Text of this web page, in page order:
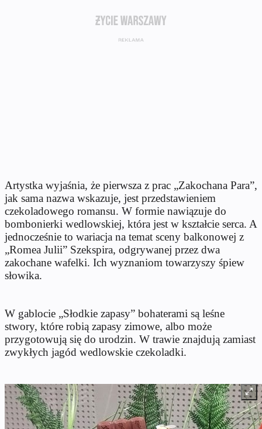
Artystka wyjaśnia, że pierwsza z prac „Zakochana Para”,
jak sama nazwa wskazuje, jest przedstawieniem
czekoladowego romansu. W formie nawiązuje do
bombonierki wedlowskiej, która jest w kształcie serca. A
jednocześnie to wariacja na temat sceny balkonowej z
„Romea Julii” Szekspira, odgrywanej przez dwa
zakochane wafelki. Ich wyznaniom towarzyszy śpiew
słowika.
W gablocie „Słodkie zapasy” bohaterami są leśne
stwory, które robią zapasy zimowe, albo może
przygotowują się do urodzin. W trawie znajdują zamiast
zwykłych jagód wedlowskie czekoladki.